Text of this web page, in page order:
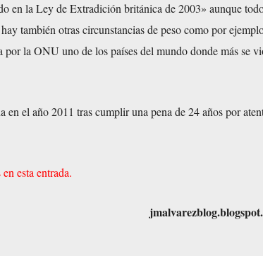
en la Ley de Extradición británica de 2003» aunque
también otras circunstancias de peso como por
por la ONU uno de los países del mundo donde más se
en el año 2011 tras cumplir una pena de 24 años por
esta entrada.